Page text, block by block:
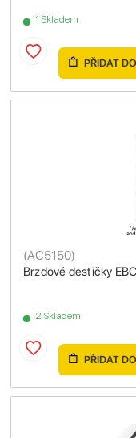
1 Skladem
PŘIDAT
Brzdové destičky
(AC5150)
2 Skladem
PŘIDAT